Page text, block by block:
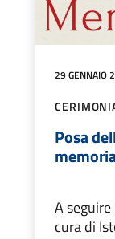
29 GENNAIO
Posa
A
cura di